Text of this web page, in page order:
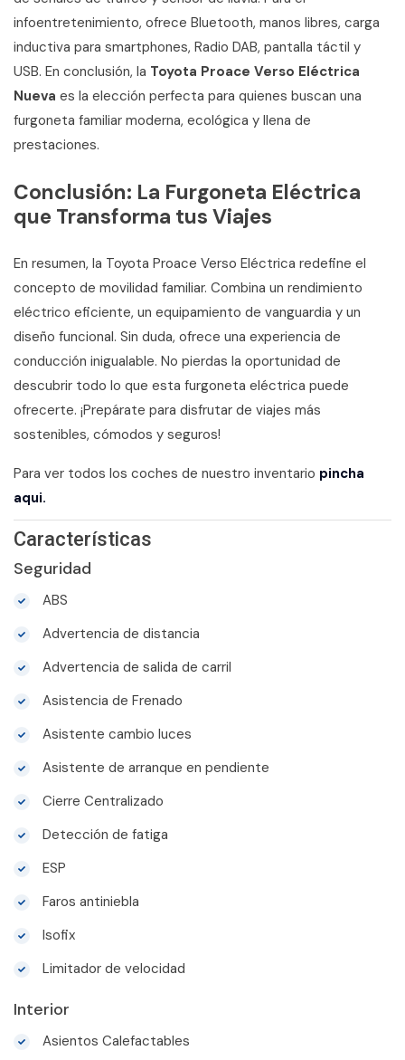
infoentretenimiento, ofrece Bluetooth, manos libres, carga
inductiva para smartphones, Radio DAB, pantalla táctil y
USB. En conclusión, la Toyota Proace Verso Eléctrica
Nueva es la elección perfecta para quienes buscan una
furgoneta familiar moderna, ecológica y llena de
prestaciones.
Conclusión: La Furgoneta Eléctrica
que Transforma tus Viajes
En resumen, la Toyota Proace Verso Eléctrica redefine el
concepto de movilidad familiar. Combina un rendimiento
eléctrico eficiente, un equipamiento de vanguardia y un
diseño funcional. Sin duda, ofrece una experiencia de
conducción inigualable. No pierdas la oportunidad de
descubrir todo lo que esta furgoneta eléctrica puede
ofrecerte. ¡Prepárate para disfrutar de viajes más
sostenibles, cómodos y seguros!
Para ver todos los coches de nuestro inventario pincha
aqui.
Características
Seguridad
ABS
Advertencia de distancia
Advertencia de salida de carril
Asistencia de Frenado
Asistente cambio luces
Asistente de arranque en pendiente
Cierre Centralizado
Detección de fatiga
ESP
Faros antiniebla
Isofix
Limitador de velocidad
Interior
Asientos Calefactables